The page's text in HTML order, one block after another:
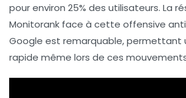
pour environ 25% des utilisateurs. La
Monitorank face à cette offensive
Google est remarquable, permettant
rapide même lors de ces